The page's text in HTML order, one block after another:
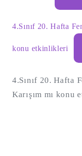
4.Sınıf 20. Hafta
konu etkinlikleri
4.Sınıf 20. Hafta
Karışım mı